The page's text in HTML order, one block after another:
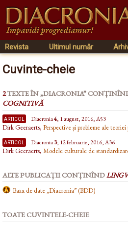
Revista Ultimul număr
Cuvinte-cheie
2TEXTE ÎN „DIACRONIA”
COGNITIVĂ
articol Diacronia4, 1 august, 2016, A53
Dirk Geeraerts, Perspective și probleme ale
articol
Diacronia3, 12 februarie, 2016, A36
Dirk Geeraerts, Modele culturale de
ALTE PUBLICAȚII CONȚINÎND
Baza de date „Diacronia” (BDD)
TOATE CUVINTELE-CHEIE